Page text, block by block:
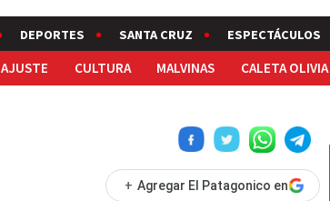
DEPORTES SANTA CRUZ ESPECTÁCULOS
AJUSTE CULTURA MALVINAS CALETA OLIVIA
+ Agregar El Patagonico en